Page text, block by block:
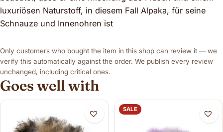
luxuriösen Naturstoff, in diesem Fall Alpaka, für seine
Schnauze und Innenohren ist
Only customers who bought the item in this shop can review it — we
verify this automatically against the order. We publish every review
unchanged, including critical ones.
Goes well with
SALE